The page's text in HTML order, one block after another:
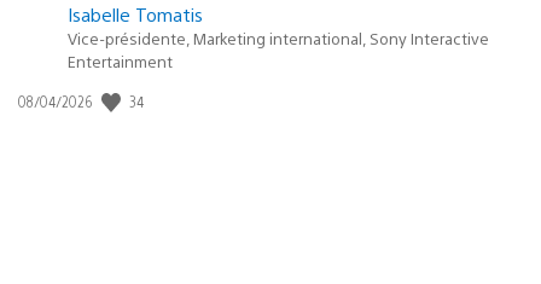
Isabelle Tomatis
Vice-présidente, Marketing international, Sony Interactive
Entertainment
Date
08/04/2026 34